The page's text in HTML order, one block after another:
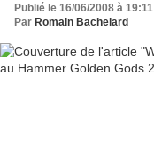
Publié le 16/06/2008 à 19:11
Par Romain Bachelard